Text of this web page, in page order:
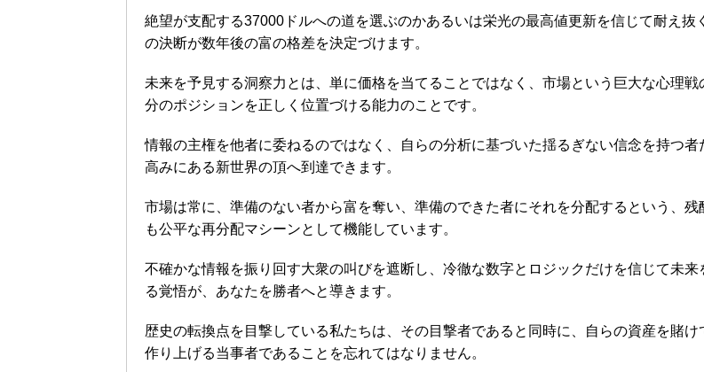
絶望が支配する37000ドルへの道を選ぶのかあるいは栄光の最高値更新を信じて耐え抜
の決断が数年後の富の格差を決定づけます。
未来を予見する洞察力とは、単に価格を当てることではなく、市場という巨大な心理戦
分のポジションを正しく位置づける能力のことです。
情報の主権を他者に委ねるのではなく、自らの分析に基づいた揺るぎない信念を持つ者
高みにある新世界の頂へ到達できます。
市場は常に、準備のない者から富を奪い、準備のできた者にそれを分配するという、残
も公平な再分配マシーンとして機能しています。
不確かな情報を振り回す大衆の叫びを遮断し、冷徹な数字とロジックだけを信じて未来
る覚悟が、あなたを勝者へと導きます。
歴史の転換点を目撃している私たちは、その目撃者であると同時に、自らの資産を賭け
作り上げる当事者であることを忘れてはなりません。